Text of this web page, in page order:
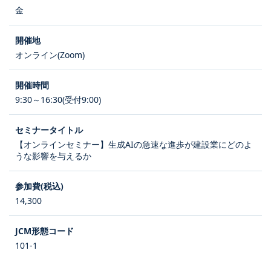
金
オンライン(Zoom)
9:30～16:30(受付9:00)
【オンラインセミナー】生成AIの急速な進歩が建設業にどのよ
うな影響を与えるか
14,300
101-1